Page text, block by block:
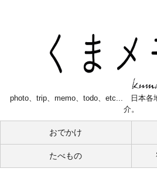
photo、trip、memo、todo、etc... 日本各
介。
おでかけ
たべもの